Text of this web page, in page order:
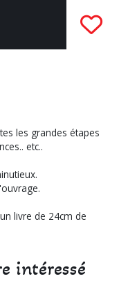
les grandes étapes
etc..
livre de 24cm de
intéressé